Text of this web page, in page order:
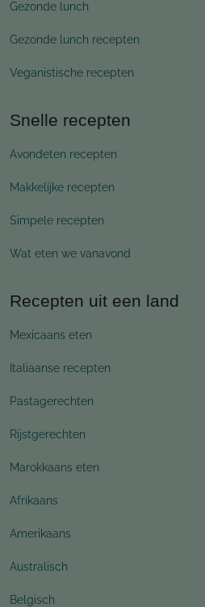
Gezonde lunch
Gezonde lunch recepten
Veganistische recepten
Snelle recepten
Avondeten recepten
Makkelijke recepten
Simpele recepten
Wat eten we vanavond
Recepten uit een land
Mexicaans eten
Italiaanse recepten
Pastagerechten
Rijstgerechten
Marokkaans eten
Afrikaans
Amerikaans
Australisch
Belgisch